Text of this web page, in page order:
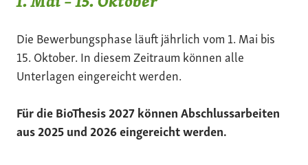
Die Bewerbungsphase läuft jährlich vom 1. Mai bis
15. Oktober. In diesem Zeitraum können alle
Unterlagen eingereicht werden.
Für die BioThesis 2027 können Abschlussarbeiten
aus 2025 und 2026 eingereicht werden.